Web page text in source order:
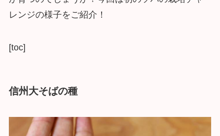
レンジの様子をご紹介！
[toc]
信州大そばの種